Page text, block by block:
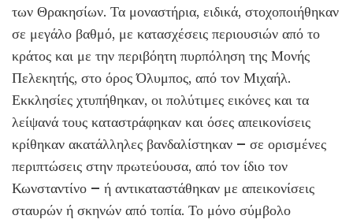
των Θρακησίων. Τα μοναστήρια, ειδικά, στοχοποιήθηκαν
σε μεγάλο βαθμό, με κατασχέσεις περιουσιών από το
κράτος και με την περιβόητη πυρπόληση της Μονής
Πελεκητής, στο όρος Όλυμπος, από τον Μιχαήλ.
Εκκλησίες χτυπήθηκαν, οι πολύτιμες εικόνες και τα
λείψανά τους καταστράφηκαν και όσες απεικονίσεις
κρίθηκαν ακατάλληλες βανδαλίστηκαν – σε ορισμένες
περιπτώσεις στην πρωτεύουσα, από τον ίδιο τον
Κωνσταντίνο – ή αντικαταστάθηκαν με απεικονίσεις
σταυρών ή σκηνών από τοπία. Το μόνο σύμβολο